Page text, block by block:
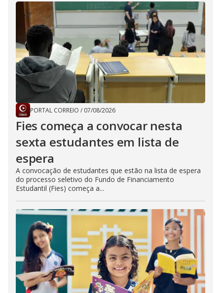
PORTAL CORREIO / 07/08/2026
Fies começa a convocar nesta
sexta estudantes em lista de
espera
A convocação de estudantes que estão na lista de espera
do processo seletivo do Fundo de Financiamento
Estudantil (Fies) começa a...